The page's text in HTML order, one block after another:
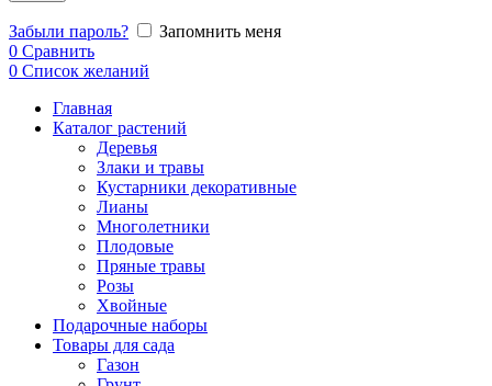
Забыли пароль?
Запомнить меня
0 Сравнить
0 Список желаний
Главная
Каталог растений
Деревья
Злаки и травы
Кустарники декоративные
Лианы
Многолетники
Плодовые
Пряные травы
Розы
Хвойные
Подарочные наборы
Товары для сада
Газон